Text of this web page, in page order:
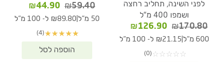
לפני השינה, תחליב רחצה
ושמפו 400 מ"ל
₪170.80
המחיר
המקורי
₪170.80.
₪126.90
המחיר
הנוכחי
600 מ"ל ₪21.15 ל- 100 מ"ל
☆
☆
☆
☆
☆
(0)
₪59.40
המחיר
המקורי
₪59.40.
₪44.90
הנוכחי
50 מ"ל ₪89.80 ל- 100 מ"ל
★
★
★
★
★
(4)